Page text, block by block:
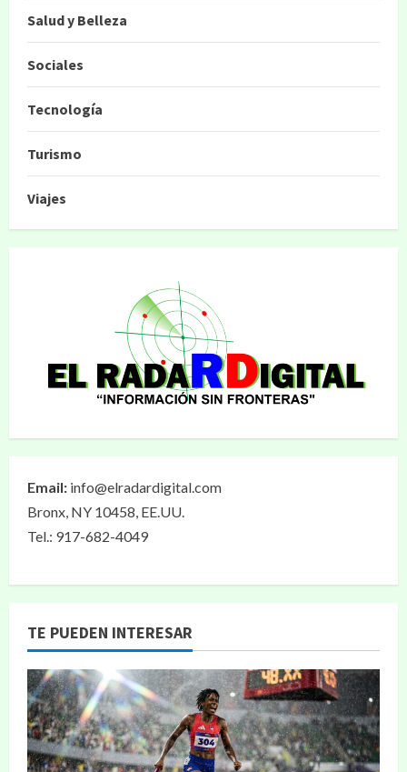
Salud y Belleza
Sociales
Tecnología
Turismo
Viajes
Email: info@elradardigital.com
Bronx, NY 10458, EE.UU.
Tel.: 917-682-4049
TE PUEDEN INTERESAR